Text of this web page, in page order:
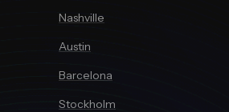
Nashville
Austin
Barcelona
Stockholm